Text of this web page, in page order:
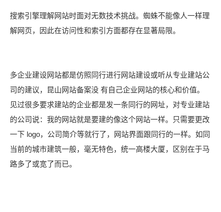
搜索引擎理解网站时面对无数技术挑战。蜘蛛不能像人一样理
解网页，因此在访问性和索引方面都存在显著局限。
多企业建设网站都是仿照同行进行网站建设或听从专业建站公
司的建议，昆山网站备案没 有自己企业网站的核心和价值。
见过很多要求建站的企业都是发一条同行的网址，对专业建站
的公司说：我的网站就是要建的像这个网站一样。只需要更改
一下 logo，公司简介等就行了，网站界面跟同行的一样。如同
当前的城市建筑一般，毫无特色，统一高楼大厦，区别在于马
路多了或宽了而已。